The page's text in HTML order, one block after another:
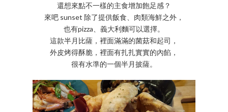
還想來點不一樣的主食增加飽足感？
來吧 sunset 除了提供飯食、肉類海鮮之外，
也有pizza、義大利麵可以選擇。
這款半月比薩，裡面滿滿的菌菇和起司，
外皮烤得酥脆，裡面有扎扎實實的內餡，
很有水準的一個半月披薩。